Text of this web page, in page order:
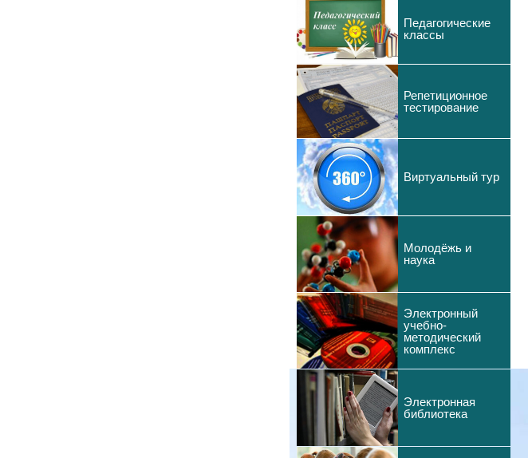
Педагогические
классы
Репетиционное
тестирование
Виртуальный тур
Молодёжь и
наука
Электронный
учебно-
методический
комплекс
Электронная
библиотека